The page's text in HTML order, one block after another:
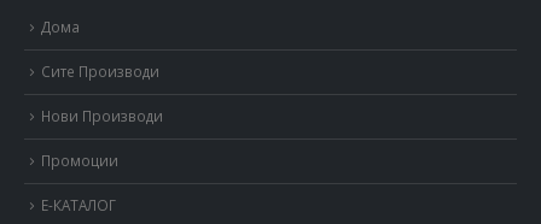
Дома
Сите Производи
Нови Производи
Промоции
Е-КАТАЛОГ